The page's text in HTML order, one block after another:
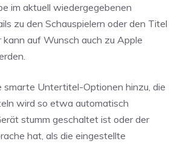
im aktuell wiedergegebenen
zu den Schauspielern oder den Titel
kann auf Wunsch auch zu Apple
smarte Untertitel-Optionen hinzu, die
wird so etwa automatisch
stumm geschaltet ist oder der
hat, als die eingestellte